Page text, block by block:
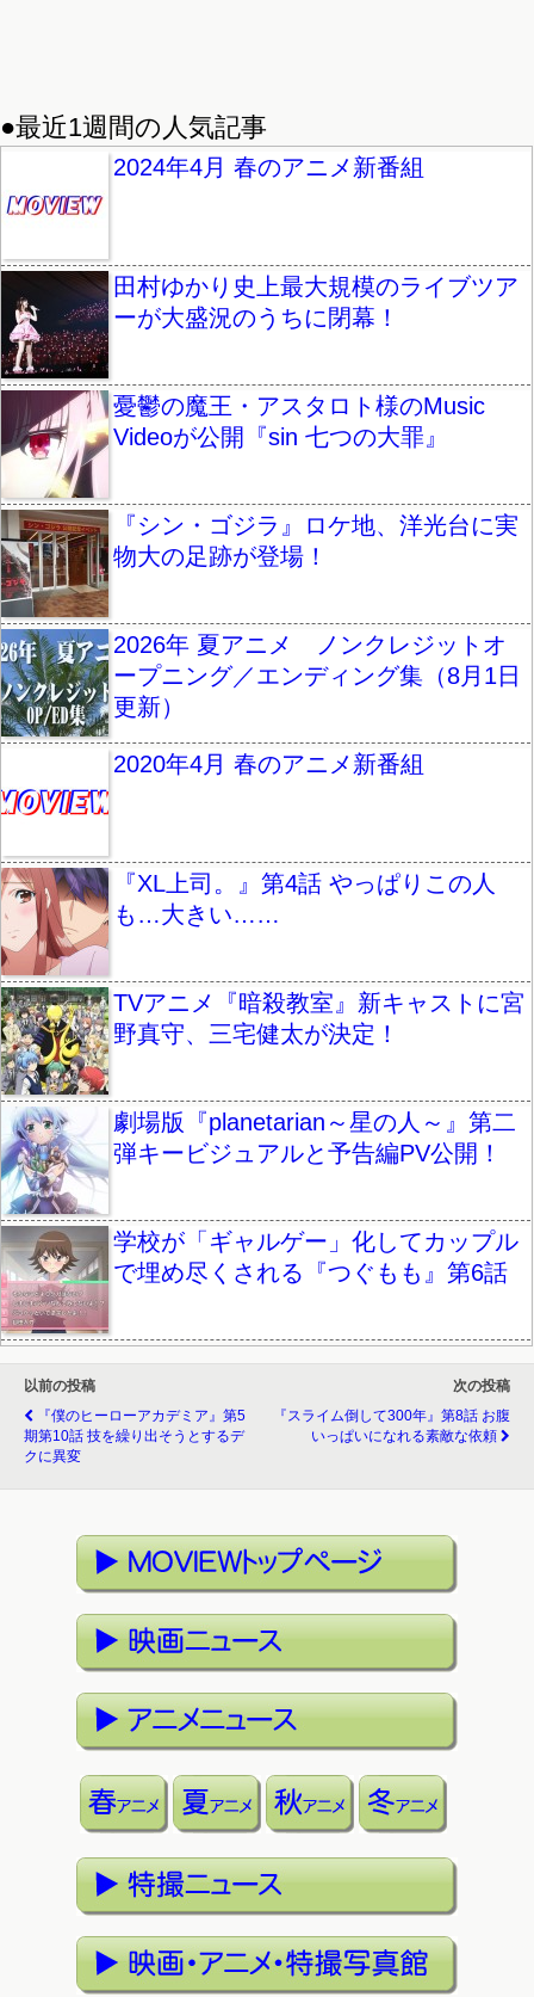
●最近1週間の人気記事
2024年4月 春のアニメ新番組
田村ゆかり史上最大規模のライブツア
ーが大盛況のうちに閉幕！
憂鬱の魔王・アスタロト様のMusic
Videoが公開『sin 七つの大罪』
『シン・ゴジラ』ロケ地、洋光台に実
物大の足跡が登場！
2026年 夏アニメ ノンクレジットオ
ープニング／エンディング集（8月1日
更新）
2020年4月 春のアニメ新番組
『XL上司。』第4話 やっぱりこの人
も…大きい……
TVアニメ『暗殺教室』新キャストに宮
野真守、三宅健太が決定！
劇場版『planetarian～星の人～』第二
弾キービジュアルと予告編PV公開！
学校が「ギャルゲー」化してカップル
で埋め尽くされる『つぐもも』第6話
以前の投稿
『僕のヒーローアカデミア』第5
期第10話 技を繰り出そうとするデ
クに異変
次の投稿
『スライム倒して300年』第8話 お腹
いっぱいになれる素敵な依頼